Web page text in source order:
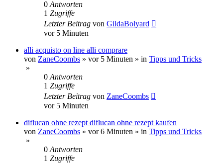
0 Antworten
1 Zugriffe
Letzter Beitrag von GildaBolyard
vor 5 Minuten
alli acquisto on line alli comprare
von ZaneCoombs » vor 5 Minuten » in Tipps und Tricks
»
0 Antworten
1 Zugriffe
Letzter Beitrag von ZaneCoombs
vor 5 Minuten
diflucan ohne rezept diflucan ohne rezept kaufen
von ZaneCoombs » vor 6 Minuten » in Tipps und Tricks
»
0 Antworten
1 Zugriffe